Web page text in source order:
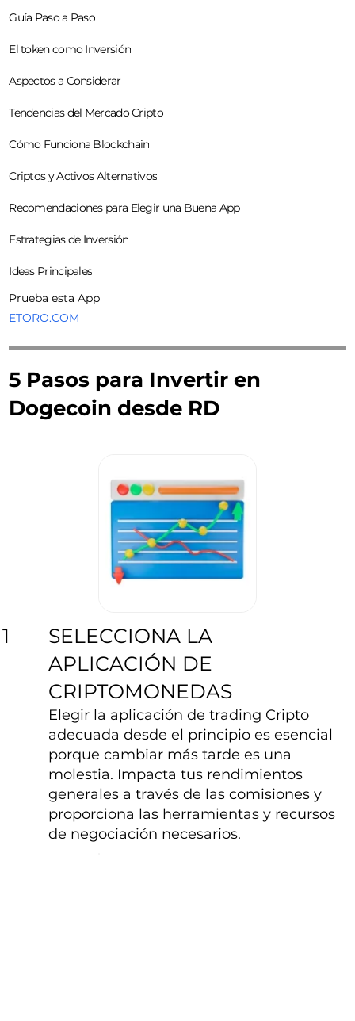
Guía Paso a Paso
El token como Inversión
Aspectos a Considerar
Tendencias del Mercado Cripto
Cómo Funciona Blockchain
Criptos y Activos Alternativos
Recomendaciones para Elegir una Buena App
Estrategias de Inversión
Ideas Principales
Prueba esta App
ETORO.COM
5 Pasos para Invertir en
Dogecoin desde RD
1
SELECCIONA LA
APLICACIÓN DE
CRIPTOMONEDAS
Elegir la aplicación de trading Cripto
adecuada desde el principio es esencial
porque cambiar más tarde es una
molestia. Impacta tus rendimientos
generales a través de las comisiones y
proporciona las herramientas y recursos
de negociación necesarios.